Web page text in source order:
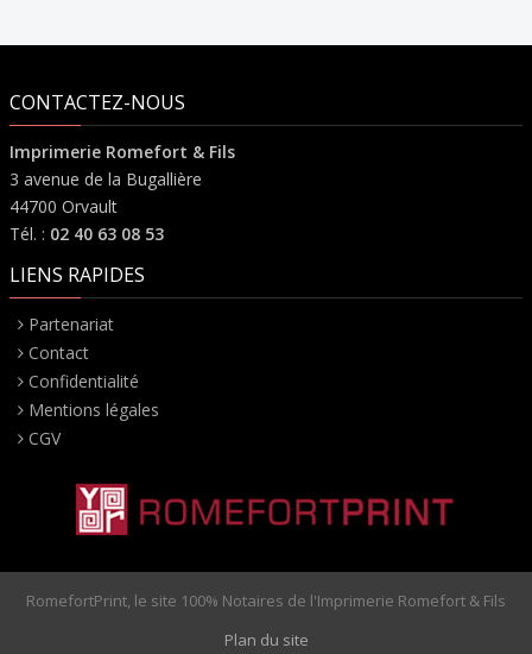
CONTACTEZ-NOUS
Imprimerie Romefort & Fils
3 avenue de la Bugallière
44700 Orvault
Tél. : 02 40 63 08 53
LIENS RAPIDES
Partenariat
Contact
Confidentialité
Mentions légales
CGV
RomefortPrint, le site 100% Notaires de l'Imprimerie Romefort & Fils
Plan du site